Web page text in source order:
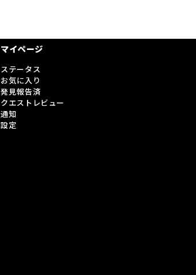
マイページ
ステータス
お気に入り
発見報告済
クエストレビュー
通知
設定